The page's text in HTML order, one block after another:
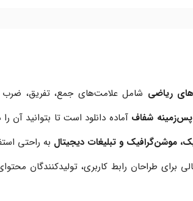
ریاضی شامل علامت‌های جمع، تفریق، ضرب
آماده دانلود است تا بتوانید آن
موشن‌گرافیک و تبلیغات دیجیتال به راحتی
برای طراحان رابط کاربری، تولیدکنندگان